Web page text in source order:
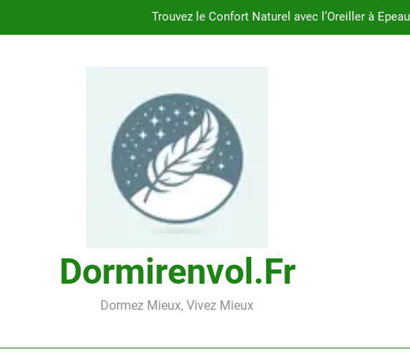
Trouvez le Confort Naturel avec l’Oreiller à
Découvrez le Confort Exceptionnel de l’Oreiller
Trouvez le Confort Naturel avec l’Oreiller à
Trouvez le Confort Naturel avec
Dormirenvol.fr
Dormez Mieux, Vivez Mieux